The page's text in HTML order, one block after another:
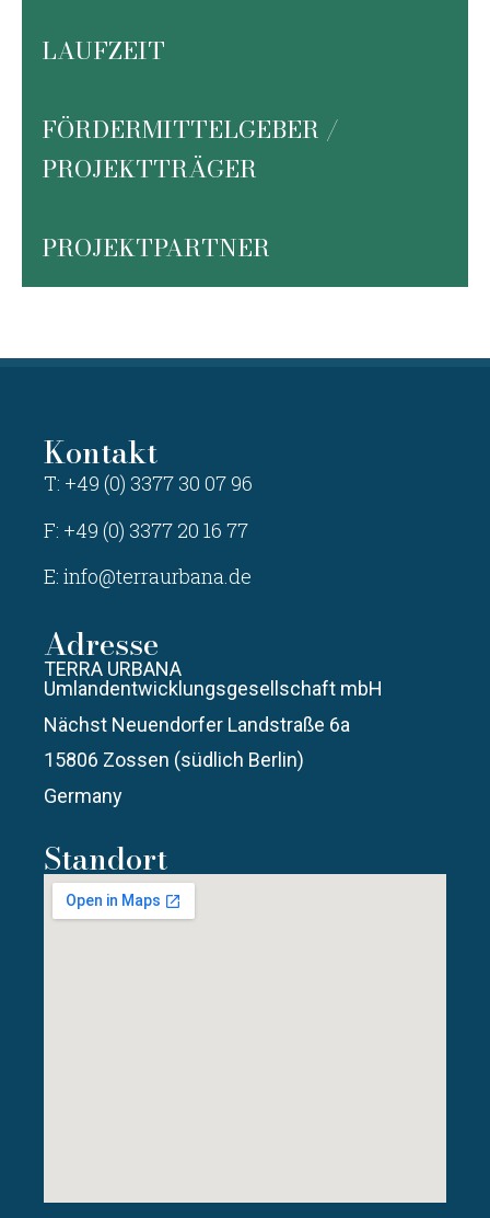
LAUFZEIT
FÖRDERMITTELGEBER /
PROJEKTTRÄGER
PROJEKTPARTNER
Kontakt
T: +49 (0) 3377 30 07 96
F: +49 (0) 3377 20 16 77
E: info@terraurbana.de
Adresse
TERRA URBANA
Umlandentwicklungsgesellschaft mbH
Nächst Neuendorfer Landstraße 6a
15806 Zossen (südlich Berlin)
Germany
Standort